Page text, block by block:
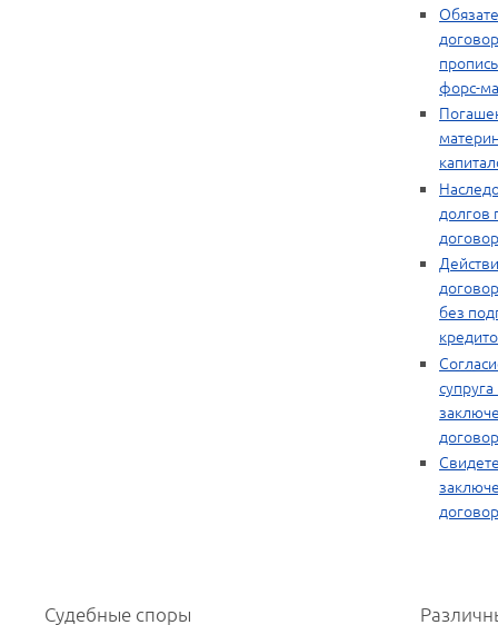
форс-
долгов
без
Судебные споры